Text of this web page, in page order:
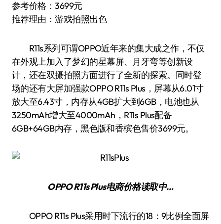
参考价格：3699元
推荐理由：游戏拍照出色
R11s系列可谓OPPO近年来的集大成之作，不仅
在外观上加入了梦幻的星幕屏、月牙弯等创新设
计，还在双摄拍照方面进行了全新的探索。同时登
场的还有大屏加强款OPPO R11s Plus，屏幕从6.01寸
放大至6.43寸，内存从4GB扩大到6GB，电池也从
3250mAh增大至4000mAh，R11s Plus配备
6GB+64GB内存，黑色版和香槟色售价3699元。
OPPO R11s Plus电商价格读取中…
OPPO R11s Plus采用时下流行的18：9比例全面屏